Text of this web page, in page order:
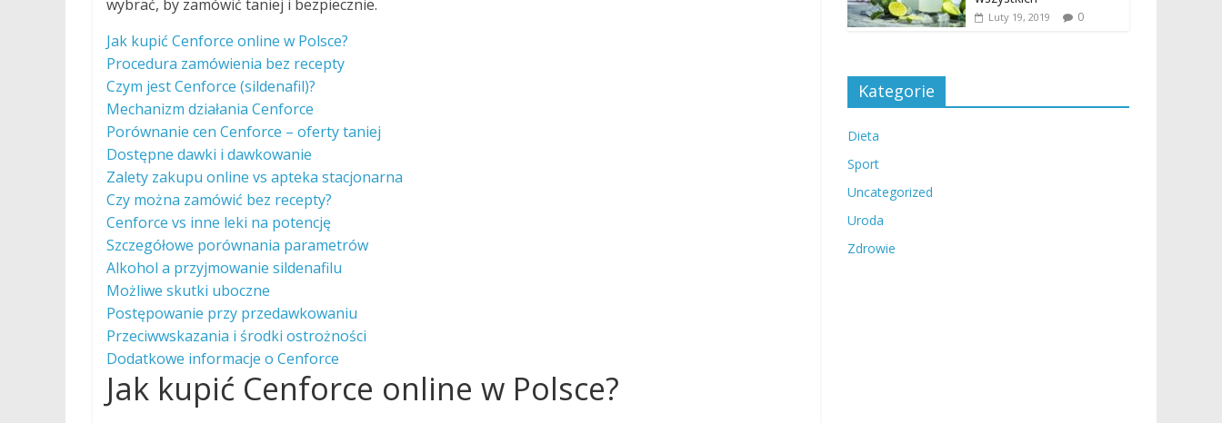
wybrać, by zamówić taniej i bezpiecznie.
Jak kupić Cenforce online w Polsce?
Procedura zamówienia bez recepty
Czym jest Cenforce (sildenafil)?
Mechanizm działania Cenforce
Porównanie cen Cenforce – oferty taniej
Dostępne dawki i dawkowanie
Zalety zakupu online vs apteka stacjonarna
Czy można zamówić bez recepty?
Cenforce vs inne leki na potencję
Szczegółowe porównania parametrów
Alkohol a przyjmowanie sildenafilu
Możliwe skutki uboczne
Postępowanie przy przedawkowaniu
Przeciwwskazania i środki ostrożności
Dodatkowe informacje o Cenforce
Jak kupić Cenforce online w Polsce?
Luty 19, 2019 0
Kategorie
Dieta
Sport
Uncategorized
Uroda
Zdrowie